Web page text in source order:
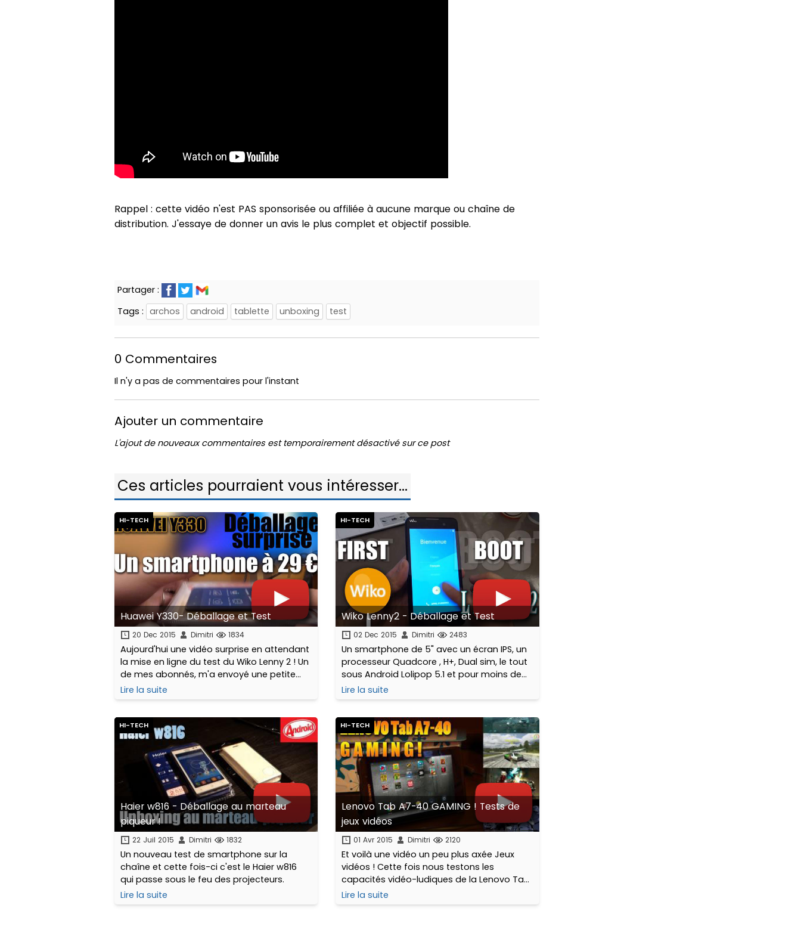
Rappel : cette vidéo n'est PAS sponsorisée ou affiliée à aucune marque ou chaîne de
distribution. J'essaye de donner un avis le plus complet et objectif possible.
Partager :
Tags : archos android tablette unboxing test
0 Commentaires
Il n'y a pas de commentaires pour l'instant
Ajouter un commentaire
L'ajout de nouveaux commentaires est temporairement désactivé sur ce post
Ces articles pourraient vous intéresser...
HI-TECH
Huawei Y330- Déballage et Test
20 Dec 2015 Dimitri 1834
Aujourd'hui une vidéo surprise en attendant
la mise en ligne du test du Wiko Lenny 2 ! Un
de mes abonnés, m'a envoyé une petite
pépite à déballer et tester... Le prix de son
acquisition ? 29,95 €
Lire la suite
HI-TECH
Wiko Lenny2 - Déballage et Test
02 Dec 2015 Dimitri 2483
Un smartphone de 5" avec un écran IPS, un
processeur Quadcore , H+, Dual sim, le tout
sous Android Lolipop 5.1 et pour moins de
80 € ? faisable pour Wiko qui dévoile le
LENNY 2.
Lire la suite
HI-TECH
Haier w816 - Déballage au marteau
piqueur !
22 Juil 2015 Dimitri 1832
Un nouveau test de smartphone sur la
chaîne et cette fois-ci c'est le Haier w816
qui passe sous le feu des projecteurs.
Lire la suite
HI-TECH
Lenovo Tab A7-40 GAMING ! Tests de
jeux vidéos
01 Avr 2015 Dimitri 2120
Et voilà une vidéo un peu plus axée Jeux
vidéos ! Cette fois nous testons les
capacités vidéo-ludiques de la Lenovo Tab
A7-40 / A7-50, une tablette entrée/milieu
de gamme de 7 pouces qui se trouve aux
Lire la suite